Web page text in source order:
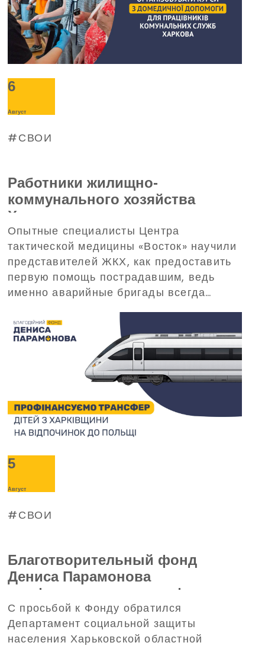
6
Август
СВОИ
Работники жилищно-
коммунального хозяйства
Харькова прошли тренинг по
домедицинской помощи,
организованный
Благотворительным фондом
Дениса Парамонова
Опытные специалисты Центра
тактической медицины «Восток» научили
представителей ЖКХ, как предоставить
первую помощь пострадавшим, ведь
именно аварийные бригады всегда
в критических ситуациях.
5
Август
СВОИ
Благотворительный фонд
Дениса Парамонова
профинансирует трансфер
детей из Харьковской области
на отдых в Польшу
С просьбой к Фонду обратился
Департамент социальной защиты
населения Харьковской областной